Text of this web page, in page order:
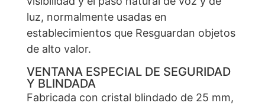
luz, normalmente usadas en
establecimientos que Resguardan objetos
de alto valor.
VENTANA ESPECIAL DE SEGURIDAD
Y BLINDADA
Fabricada con cristal blindado de 25 mm,